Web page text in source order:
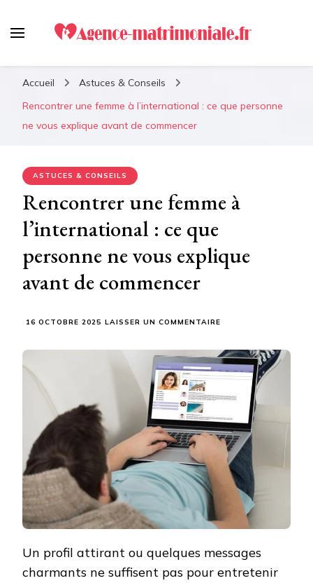
Agence-matrimoniale.fr :
Le meilleur guide pour
retrouver votre âme soeur !
Accueil
Astuces & Conseils
Rencontrer une femme à l’international : ce que personne
ne vous explique avant de commencer
ASTUCES & CONSEILS
Rencontrer une femme à
l’international : ce que
personne ne vous explique
avant de commencer
16 OCTOBRE 2025 LAISSER UN COMMENTAIRE
FEMME
À
L’INTERNATIONAL
:
QUE
PERSONNE
NE
VOUS
EXPLIQUE
AVANT
COMMENCER
Un profil attirant ou quelques messages
charmants ne suffisent pas pour entretenir